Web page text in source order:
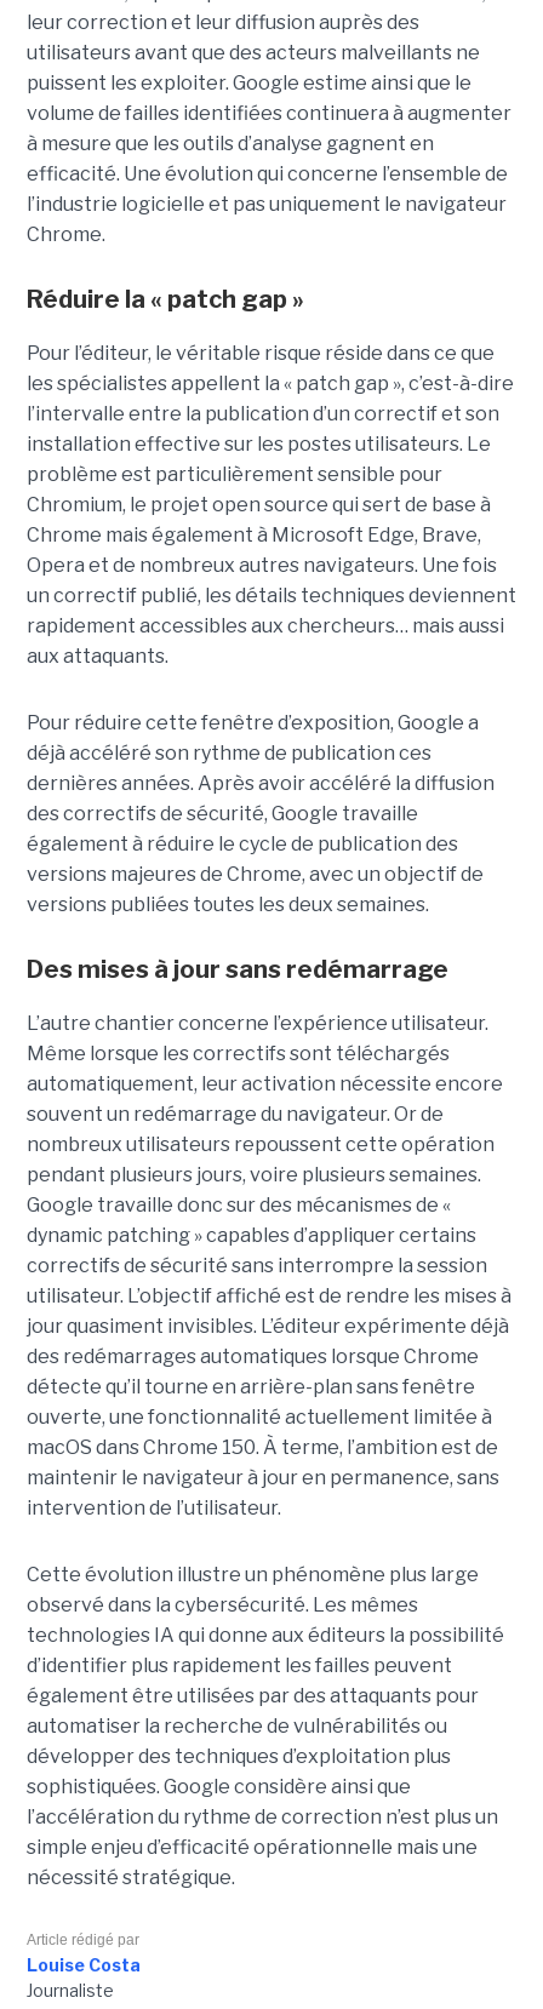
leur correction et leur diffusion auprès des
utilisateurs avant que des acteurs malveillants ne
puissent les exploiter. Google estime ainsi que le
volume de failles identifiées continuera à augmenter
à mesure que les outils d’analyse gagnent en
efficacité. Une évolution qui concerne l’ensemble de
l’industrie logicielle et pas uniquement le navigateur
Chrome.
Réduire la « patch gap »
Pour l’éditeur, le véritable risque réside dans ce que
les spécialistes appellent la « patch gap », c’est-à-dire
l’intervalle entre la publication d’un correctif et son
installation effective sur les postes utilisateurs. Le
problème est particulièrement sensible pour
Chromium, le projet open source qui sert de base à
Chrome mais également à Microsoft Edge, Brave,
Opera et de nombreux autres navigateurs. Une fois
un correctif publié, les détails techniques deviennent
rapidement accessibles aux chercheurs… mais aussi
aux attaquants.
Pour réduire cette fenêtre d’exposition, Google a
déjà accéléré son rythme de publication ces
dernières années. Après avoir accéléré la diffusion
des correctifs de sécurité, Google travaille
également à réduire le cycle de publication des
versions majeures de Chrome, avec un objectif de
versions publiées toutes les deux semaines.
Des mises à jour sans redémarrage
L’autre chantier concerne l’expérience utilisateur.
Même lorsque les correctifs sont téléchargés
automatiquement, leur activation nécessite encore
souvent un redémarrage du navigateur. Or de
nombreux utilisateurs repoussent cette opération
pendant plusieurs jours, voire plusieurs semaines.
Google travaille donc sur des mécanismes de «
dynamic patching » capables d’appliquer certains
correctifs de sécurité sans interrompre la session
utilisateur. L’objectif affiché est de rendre les mises à
jour quasiment invisibles. L’éditeur expérimente déjà
des redémarrages automatiques lorsque Chrome
détecte qu’il tourne en arrière-plan sans fenêtre
ouverte, une fonctionnalité actuellement limitée à
macOS dans Chrome 150. À terme, l’ambition est de
maintenir le navigateur à jour en permanence, sans
intervention de l’utilisateur.
Cette évolution illustre un phénomène plus large
observé dans la cybersécurité. Les mêmes
technologies IA qui donne aux éditeurs la possibilité
d’identifier plus rapidement les failles peuvent
également être utilisées par des attaquants pour
automatiser la recherche de vulnérabilités ou
développer des techniques d’exploitation plus
sophistiquées. Google considère ainsi que
l’accélération du rythme de correction n’est plus un
simple enjeu d’efficacité opérationnelle mais une
nécessité stratégique.
Article rédigé par
Louise Costa
Journaliste